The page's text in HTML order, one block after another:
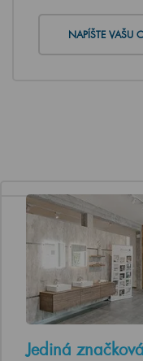
NAPÍŠTE VAŠU
Jediná